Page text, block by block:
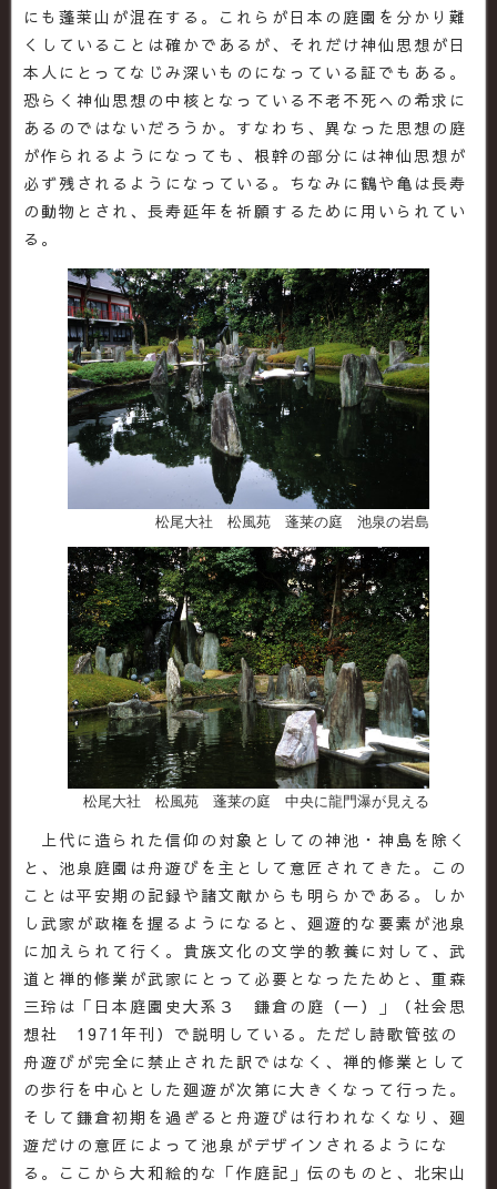
にも蓬莱山が混在する。これらが日本の庭園を分かり難
くしていることは確かであるが、それだけ神仙思想が日
本人にとってなじみ深いものになっている証でもある。
恐らく神仙思想の中核となっている不老不死への希求に
あるのではないだろうか。すなわち、異なった思想の庭
が作られるようになっても、根幹の部分には神仙思想が
必ず残されるようになっている。ちなみに鶴や亀は長寿
の動物とされ、長寿延年を祈願するために用いられてい
る。
松尾大社 松風苑 蓬莱の庭 池泉の岩島
松尾大社 松風苑 蓬莱の庭 中央に龍門瀑が見える
上代に造られた信仰の対象としての神池・神島を除く
と、池泉庭園は舟遊びを主として意匠されてきた。この
ことは平安期の記録や諸文献からも明らかである。しか
し武家が政権を握るようになると、廻遊的な要素が池泉
に加えられて行く。貴族文化の文学的教養に対して、武
道と禅的修業が武家にとって必要となったためと、重森
三玲は「日本庭園史大系３ 鎌倉の庭（一）」（社会思
想社 1971年刊）で説明している。ただし詩歌管弦の
舟遊びが完全に禁止された訳ではなく、禅的修業として
の歩行を中心とした廻遊が次第に大きくなって行った。
そして鎌倉初期を過ぎると舟遊びは行われなくなり、廻
遊だけの意匠によって池泉がデザインされるようにな
る。ここから大和絵的な「作庭記」伝のものと、北宋山